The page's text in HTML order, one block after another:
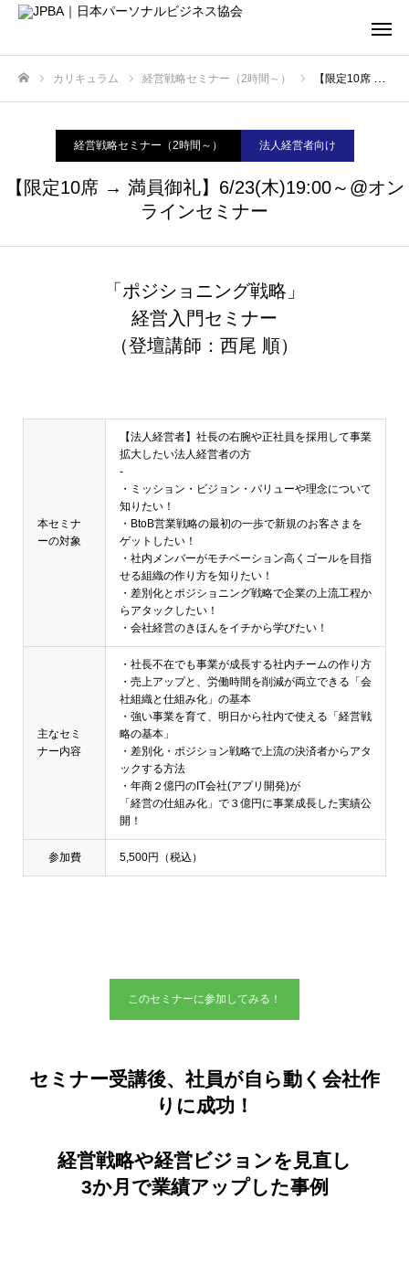
カリキュラム 経営戦略セミナー（2時間～） 【限定10席 → 満員御礼】6/23(木)19:00～@オンラインセミナー
経営戦略セミナー（2時間～） 法人経営者向け
【限定10席 → 満員御礼】6/23(木)19:00～@オン
ラインセミナー
「ポジショニング戦略」
経営入門セミナー
（登壇講師：西尾 順）
本セミナ
ーの対象
【法人経営者】社長の右腕や正社員を採用して事業
拡大したい法人経営者の方
-
・ミッション・ビジョン・バリューや理念について
知りたい！
・BtoB営業戦略の最初の一歩で新規のお客さまを
ゲットしたい！
・社内メンバーがモチベーション高くゴールを目指
せる組織の作り方を知りたい！
・差別化とポジショニング戦略で企業の上流工程か
らアタックしたい！
・会社経営のきほんをイチから学びたい！
主なセミ
ナー内容
・社長不在でも事業が成長する社内チームの作り方
・売上アップと、労働時間を削減が両立できる「会
社組織と仕組み化」の基本
・強い事業を育て、明日から社内で使える「経営戦
略の基本」
・差別化・ポジション戦略で上流の決済者からアタ
ックする方法
・年商２億円のIT会社(アプリ開発)が
「経営の仕組み化」で３億円に事業成長した実績公
開！
参加費 5,500円（税込）
このセミナーに参加してみる！
セミナー受講後、社員が自ら動く会社作
りに成功！
経営戦略や経営ビジョンを見直し
3か月で業績アップした事例